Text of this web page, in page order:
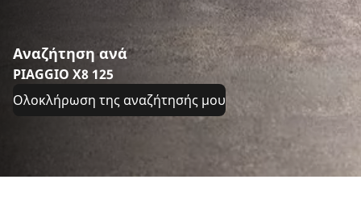
Αναζήτηση ανά
PIAGGIO X8 125
Ολοκλήρωση της αναζήτησής μου